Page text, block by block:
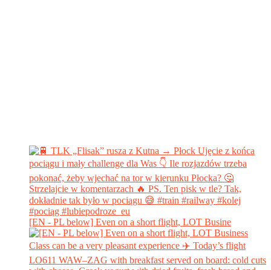
[EN - PL below] Even on a short flight, LOT Busine